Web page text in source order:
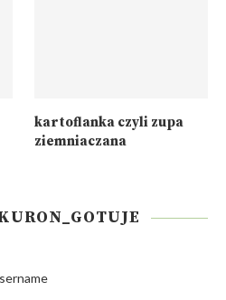
kartoflanka czyli zupa
ziemniaczana